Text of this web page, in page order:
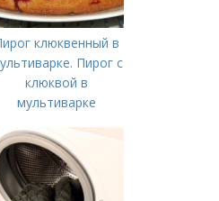
клюквенный в
Пирог с
клюквой в
мультиварке